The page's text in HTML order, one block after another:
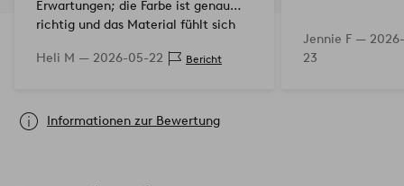
Erwartungen; die Farbe ist genau
richtig und das Material fühlt sich
ein 160 cm breites Doppelbett. Der
Heli M — 2026-05-22 Bericht
Jennie F —
23
Informationen zur Bewertung